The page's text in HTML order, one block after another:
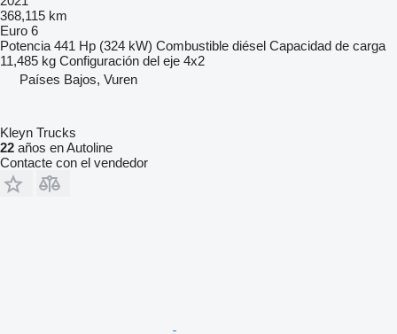
368,115 km
Euro 6
Potencia 441 Hp (324 kW) Combustible diésel Capacidad de carga
11,485 kg Configuración del eje 4x2
Países Bajos, Vuren
Kleyn Trucks
22 años en Autoline
Contacte con el vendedor